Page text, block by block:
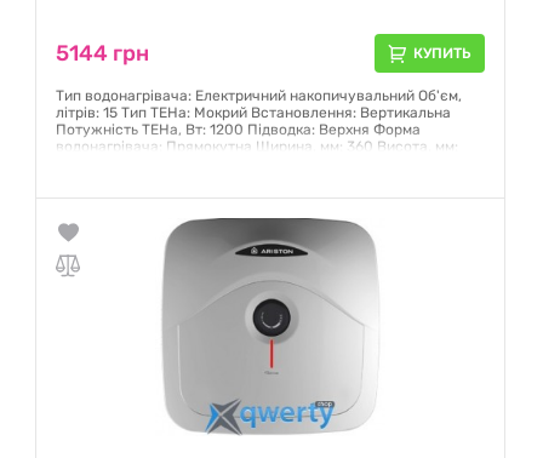
5144 грн КУПИТЬ
Тип водонагрівача: Електричний накопичувальний Об'єм,
літрів: 15 Тип ТЕНа: Мокрий Встановлення: Вертикальна
Потужність ТЕНа, Вт: 1200 Підводка: Верхня Форма
водонагрівача: Прямокутна Ширина, мм: 360 Висота, мм:
Гарантия:12 месяцев